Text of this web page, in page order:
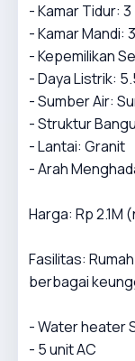
- Kamar Tidur: 3
- Kamar Mandi: 3
- Kepemilikan
- Daya Listrik:
- Sumber Air:
- Struktur
- Lantai: Granit
- Arah
Harga: Rp 2.1M
Fasilitas:
berbagai
- Water heater
- 5 unit AC